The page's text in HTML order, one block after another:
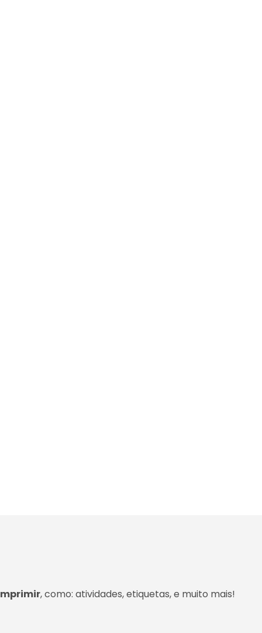
, como: atividades, etiquetas, e muito mais!